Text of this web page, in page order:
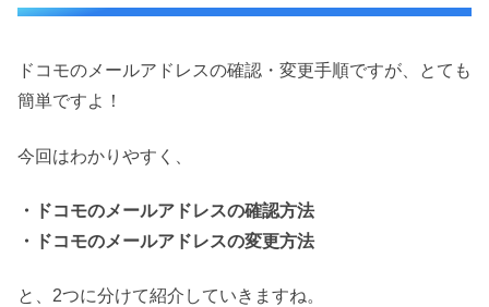
ドコモのメールアドレスの確認・変更手順ですが、とても
簡単ですよ！
今回はわかりやすく、
・ドコモのメールアドレスの確認方法
・ドコモのメールアドレスの変更方法
と、2つに分けて紹介していきますね。